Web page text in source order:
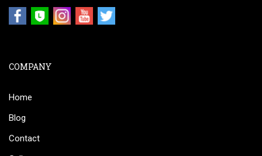
COMPANY
Home
Blog
Contact